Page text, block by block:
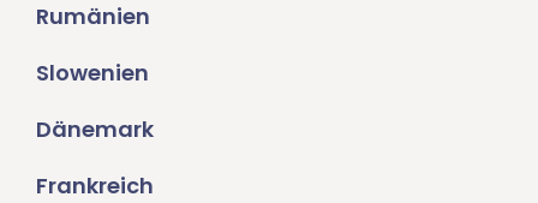
Rumänien
Slowenien
Dänemark
Frankreich